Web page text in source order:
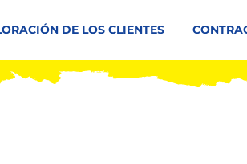
DE LOS CLIENTES